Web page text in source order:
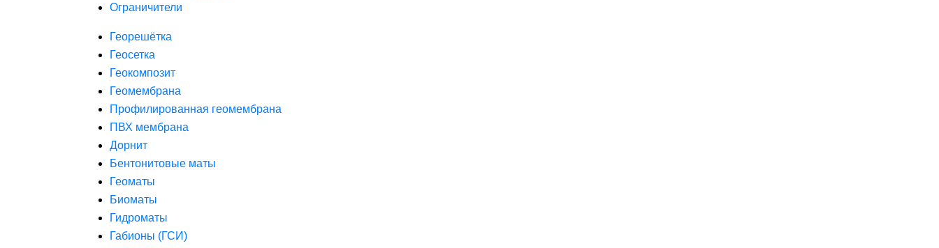
Ограничители
Георешётка
Геосетка
Геокомпозит
Геомембрана
Профилированная геомембрана
ПВХ мембрана
Дорнит
Бентонитовые маты
Геоматы
Биоматы
Гидроматы
Габионы (ГСИ)